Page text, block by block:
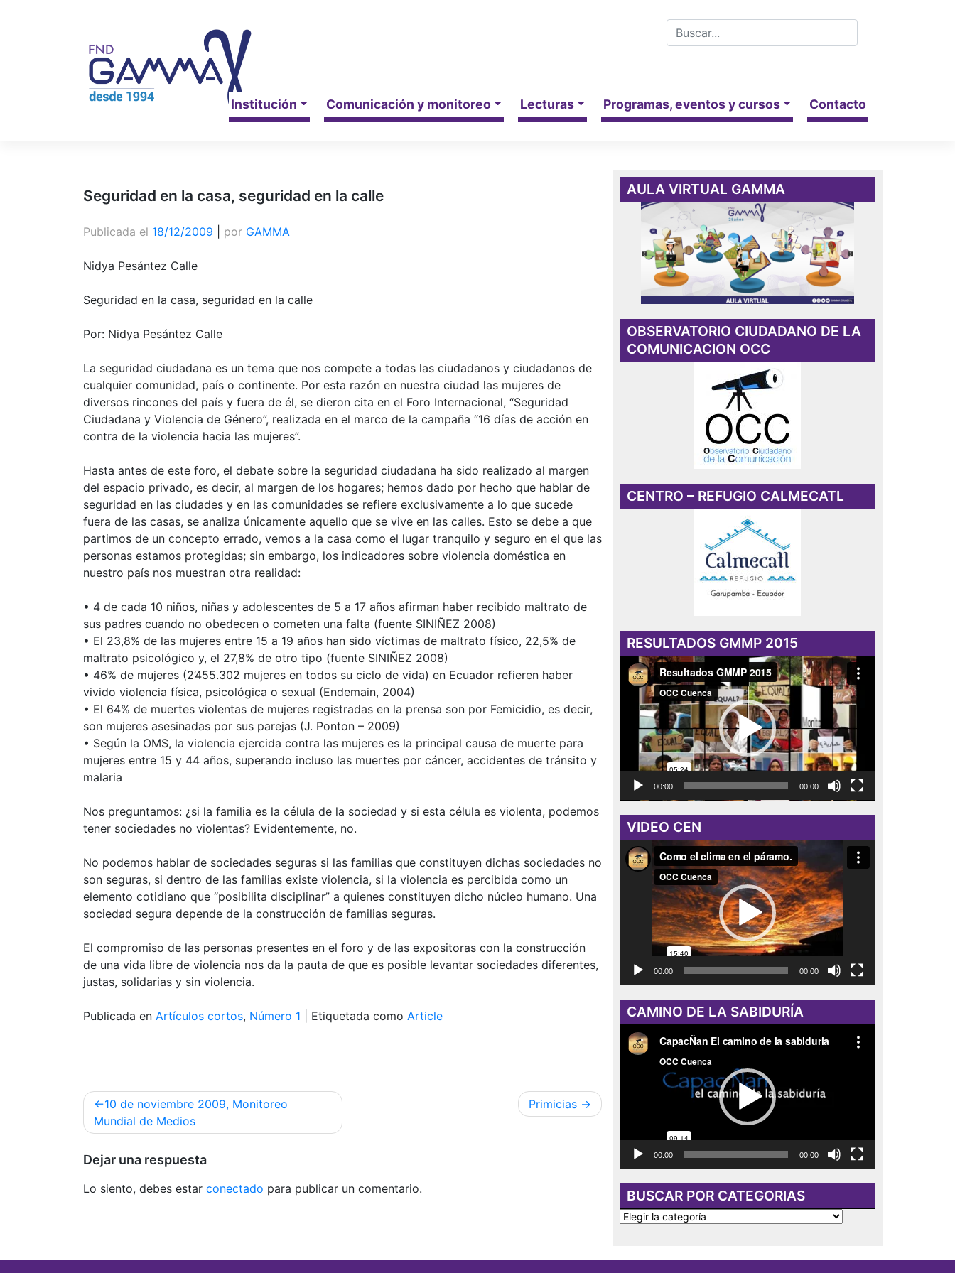
Institución Comunicación y monitoreo Lecturas Programas, eventos y cursos Contacto
Seguridad en la casa, seguridad en la calle
Publicada el 18/12/2009 por GAMMA
Nidya Pesántez Calle
Seguridad en la casa, seguridad en la calle
Por: Nidya Pesántez Calle
La seguridad ciudadana es un tema que nos compete a todas las ciudadanos y ciudadanos de
cualquier comunidad, país o continente. Por esta razón en nuestra ciudad las mujeres de
diversos rincones del país y fuera de él, se dieron cita en el Foro Internacional, “Seguridad
Ciudadana y Violencia de Género”, realizada en el marco de la campaña “16 días de acción en
contra de la violencia hacia las mujeres”.
Hasta antes de este foro, el debate sobre la seguridad ciudadana ha sido realizado al margen
del espacio privado, es decir, al margen de los hogares; hemos dado por hecho que hablar de
seguridad en las ciudades y en las comunidades se refiere exclusivamente a lo que sucede
fuera de las casas, se analiza únicamente aquello que se vive en las calles. Esto se debe a que
partimos de un concepto errado, vemos a la casa como el lugar tranquilo y seguro en el que las
personas estamos protegidas; sin embargo, los indicadores sobre violencia doméstica en
nuestro país nos muestran otra realidad:
• 4 de cada 10 niños, niñas y adolescentes de 5 a 17 años afirman haber recibido maltrato de
sus padres cuando no obedecen o cometen una falta (fuente SINIÑEZ 2008)
• El 23,8% de las mujeres entre 15 a 19 años han sido víctimas de maltrato físico, 22,5% de
maltrato psicológico y, el 27,8% de otro tipo (fuente SINIÑEZ 2008)
• 46% de mujeres (2’455.302 mujeres en todos su ciclo de vida) en Ecuador refieren haber
vivido violencia física, psicológica o sexual (Endemain, 2004)
• El 64% de muertes violentas de mujeres registradas en la prensa son por Femicidio, es decir,
son mujeres asesinadas por sus parejas (J. Ponton – 2009)
• Según la OMS, la violencia ejercida contra las mujeres es la principal causa de muerte para
mujeres entre 15 y 44 años, superando incluso las muertes por cáncer, accidentes de tránsito y
malaria
Nos preguntamos: ¿si la familia es la célula de la sociedad y si esta célula es violenta, podemos
tener sociedades no violentas? Evidentemente, no.
No podemos hablar de sociedades seguras si las familias que constituyen dichas sociedades no
son seguras, si dentro de las familias existe violencia, si la violencia es percibida como un
elemento cotidiano que “posibilita disciplinar” a quienes constituyen dicho núcleo humano. Una
sociedad segura depende de la construcción de familias seguras.
El compromiso de las personas presentes en el foro y de las expositoras con la construcción
de una vida libre de violencia nos da la pauta de que es posible levantar sociedades diferentes,
justas, solidarias y sin violencia.
Publicada en Artículos cortos, Número 1 Etiquetada como Article
Navegación
de
10 de noviembre 2009, Monitoreo
Mundial de Medios
Primicias
Dejar una respuesta
Lo siento, debes estar conectado para publicar un comentario.
AULA VIRTUAL GAMMA
OBSERVATORIO CIUDADANO DE LA
COMUNICACION OCC
CENTRO – REFUGIO CALMECATL
RESULTADOS GMMP 2015
Reproductor
de
vídeo
00:00 00:00
VIDEO CEN
Reproductor
de
00:00 00:00
CAMINO DE LA SABIDURÍA
Reproductor
de
00:00 00:00
BUSCAR POR CATEGORIAS
BUSCAR